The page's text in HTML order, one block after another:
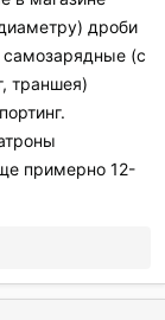
дроби
(с
траншея)
примерно 12-